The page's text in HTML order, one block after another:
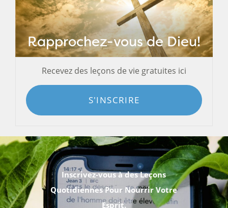
Rapprochez-vous de Dieu!
Recevez des leçons de vie gratuites ici
S'INSCRIRE
Inscrivez-vous à des Leçons
Quotidiennes Pour Nourrir Votre
Esprit.